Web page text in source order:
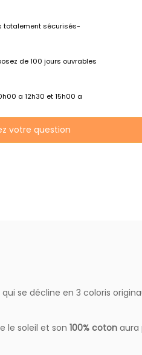
totalement sécurisés-
de 100 jours ouvrables
a 12h30 et 15h00 a
votre question
qui se décline en 3 coloris
le soleil et son 100% coton aura